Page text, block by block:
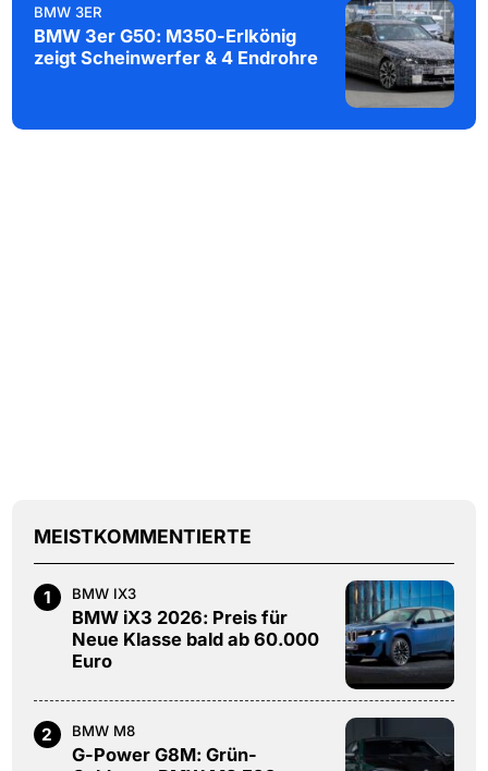
BMW 3ER
BMW 3er G50: M350-Erlkönig
zeigt Scheinwerfer & 4 Endrohre
MEISTKOMMENTIERTE
1 BMW IX3
BMW iX3 2026: Preis für
Neue Klasse bald ab 60.000
Euro
2 BMW M8
G-Power G8M: Grün-